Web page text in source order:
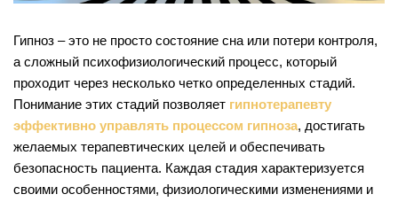
Гипноз – это не просто состояние сна или потери контроля,
а сложный психофизиологический процесс, который
проходит через несколько четко определенных стадий.
Понимание этих стадий позволяет гипнотерапевту
эффективно управлять процессом гипноза, достигать
желаемых терапевтических целей и обеспечивать
безопасность пациента. Каждая стадия характеризуется
своими особенностями, физиологическими изменениями и